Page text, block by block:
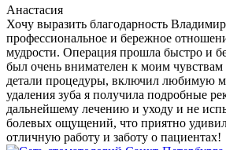
звонок
клиники
Анастасия
Хочу выразить благодарность
профессиональное и бережное
мудрости. Операция прошла быстро и
был очень внимателен к моим чувствам
детали процедуры, включил любимую
удаления зуба я получила подробные
дальнейшему лечению и уходу и не
болевых ощущений, что приятно
отличную работу и заботу о пациентах!